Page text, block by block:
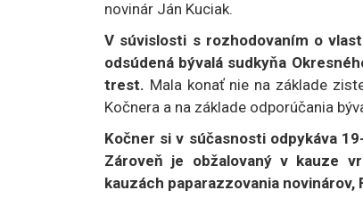
novinár Ján Kuciak.
V súvislosti s rozhodovaním o
odsúdená bývalá sudkyňa
trest. Mala konať nie na základe
Kočnera a na základe odporúčania
Kočner si v súčasnosti odpykáva
Zároveň je obžalovaný v kauze
kauzách paparazzovania novinárov,